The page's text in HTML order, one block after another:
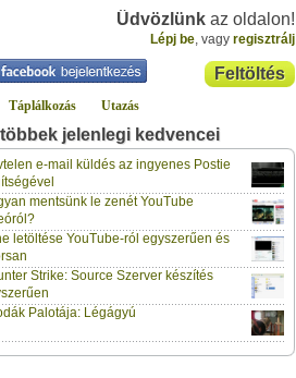
Üdvözlünk az oldalon!
Lépj be, vagy regisztrálj
Feltöltés
Táplálkozás Utazás
jelenlegi kedvencei
e-mail küldés az ingyenes Postie
mentsünk le zenét YouTube
letöltése YouTube-ról egyszerűen és
Strike: Source Szerver készítés
Palotája: Légágyú
napja
gabor733a kedvencei közé tette a(z)
Leopárdgekkó-etetés egyszerű csipesszel
című tippet.
napja
gabor733a kedvencei közé tette a(z)
című tippet.
napja
Hogyan készítsünk fűszeres-paradicsomos
pennét?
napja
gabor733a kedvencei közé tette a(z)
hónapos kortólcímű tippet.